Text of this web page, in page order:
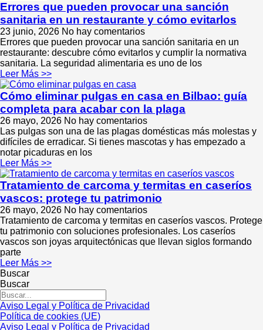
Errores que pueden provocar una sanción
sanitaria en un restaurante y cómo evitarlos
23 junio, 2026 No hay comentarios
Errores que pueden provocar una sanción sanitaria en un
restaurante: descubre cómo evitarlos y cumplir la normativa
sanitaria. La seguridad alimentaria es uno de los
Leer Más >>
Cómo eliminar pulgas en casa en Bilbao: guía
completa para acabar con la plaga
26 mayo, 2026 No hay comentarios
Las pulgas son una de las plagas domésticas más molestas y
difíciles de erradicar. Si tienes mascotas y has empezado a
notar picaduras en los
Leer Más >>
Tratamiento de carcoma y termitas en caseríos
vascos: protege tu patrimonio
26 mayo, 2026 No hay comentarios
Tratamiento de carcoma y termitas en caseríos vascos. Protege
tu patrimonio con soluciones profesionales. Los caseríos
vascos son joyas arquitectónicas que llevan siglos formando
parte
Leer Más >>
Buscar
Buscar
Aviso Legal y Política de Privacidad
Política de cookies (UE)
Aviso Legal y Política de Privacidad